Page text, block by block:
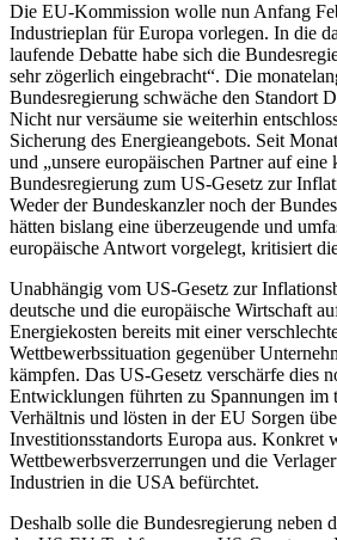
Die EU-Kommission wolle nun Anfang
Industrieplan für Europa vorlegen. In die
laufende Debatte habe sich die
sehr zögerlich eingebracht“. Die
Bundesregierung schwäche den Standort
Nicht nur versäume sie weiterhin
Sicherung des Energieangebots. Seit
und „unsere europäischen Partner auf eine
Bundesregierung zum US-Gesetz zur
Weder der Bundeskanzler noch der
hätten bislang eine überzeugende und
europäische Antwort vorgelegt, kritisiert
Unabhängig vom US-Gesetz zur
deutsche und die europäische Wirtschaft
Energiekosten bereits mit einer
Wettbewerbssituation gegenüber
kämpfen. Das US-Gesetz verschärfe dies
Entwicklungen führten zu Spannungen im
Verhältnis und lösten in der EU Sorgen
Investitionsstandorts Europa aus. Konkret
Wettbewerbsverzerrungen und die
Industrien in die USA befürchtet.
Deshalb solle die Bundesregierung neben